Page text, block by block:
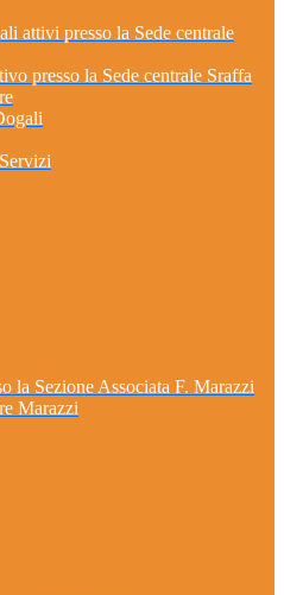
attivi presso la Sede centrale
presso la Sede centrale Sraffa
la Sezione Associata F. Marazzi
Marazzi